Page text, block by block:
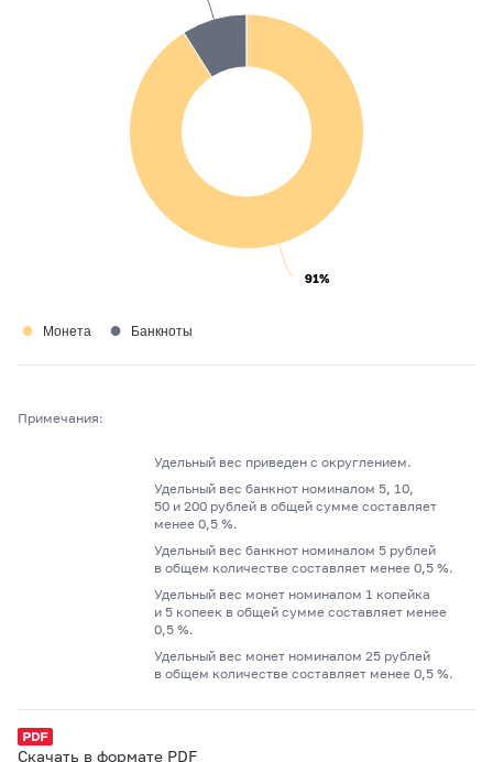
91%
91%
● Монета ● Банкноты
Примечания:
Удельный вес приведен с округлением.
Удельный вес банкнот номиналом 5, 10,
50 и 200 рублей в общей сумме составляет
менее 0,5 %.
Удельный вес банкнот номиналом 5 рублей
в общем количестве составляет менее 0,5 %.
Удельный вес монет номиналом 1 копейка
и 5 копеек в общей сумме составляет менее
0,5 %.
Удельный вес монет номиналом 25 рублей
в общем количестве составляет менее 0,5 %.
Скачать в формате PDF